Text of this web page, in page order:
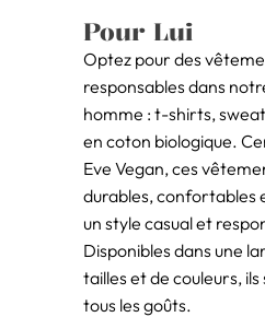
Pour Lui
Optez pour des
responsables dans
homme : t-shirts,
en coton biologique.
Eve Vegan, ces
durables, confortables
un style casual et
Disponibles dans une
tailles et de couleurs,
tous les goûts.